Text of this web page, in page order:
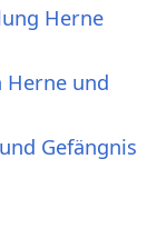
Herne
Herne und
Gefängnis